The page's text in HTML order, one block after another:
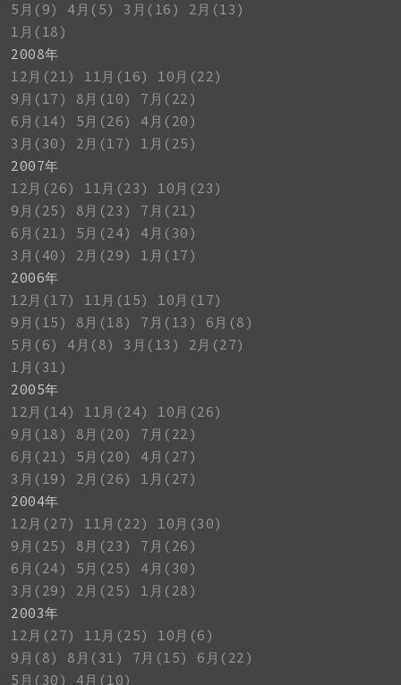
5月(9)
4月(5) 3月(16)
2月(13)
1月(18)
2008年
12月(21)
11月(16)
10月(22)
9月(17)
8月(10)
7月(22)
6月(14)
5月(26)
4月(20)
3月(30)
2月(17)
1月(25)
2007年
12月(26)
11月(23)
10月(23)
9月(25)
8月(23)
7月(21)
6月(21)
5月(24)
4月(30)
3月(40)
2月(29)
1月(17)
2006年
12月(17)
11月(15)
10月(17)
9月(15)
8月(18) 7月(13)
6月(8)
5月(6)
4月(8) 3月(13)
2月(27)
1月(31)
2005年
12月(14)
11月(24)
10月(26)
9月(18)
8月(20)
7月(22)
6月(21)
5月(20)
4月(27)
3月(19)
2月(26)
1月(27)
2004年
12月(27)
11月(22)
10月(30)
9月(25)
8月(23)
7月(26)
6月(24)
5月(25)
4月(30)
3月(29)
2月(25)
1月(28)
2003年
12月(27)
11月(25)
10月(6)
9月(8)
8月(31) 7月(15)
6月(22)
5月(30)
4月(10)